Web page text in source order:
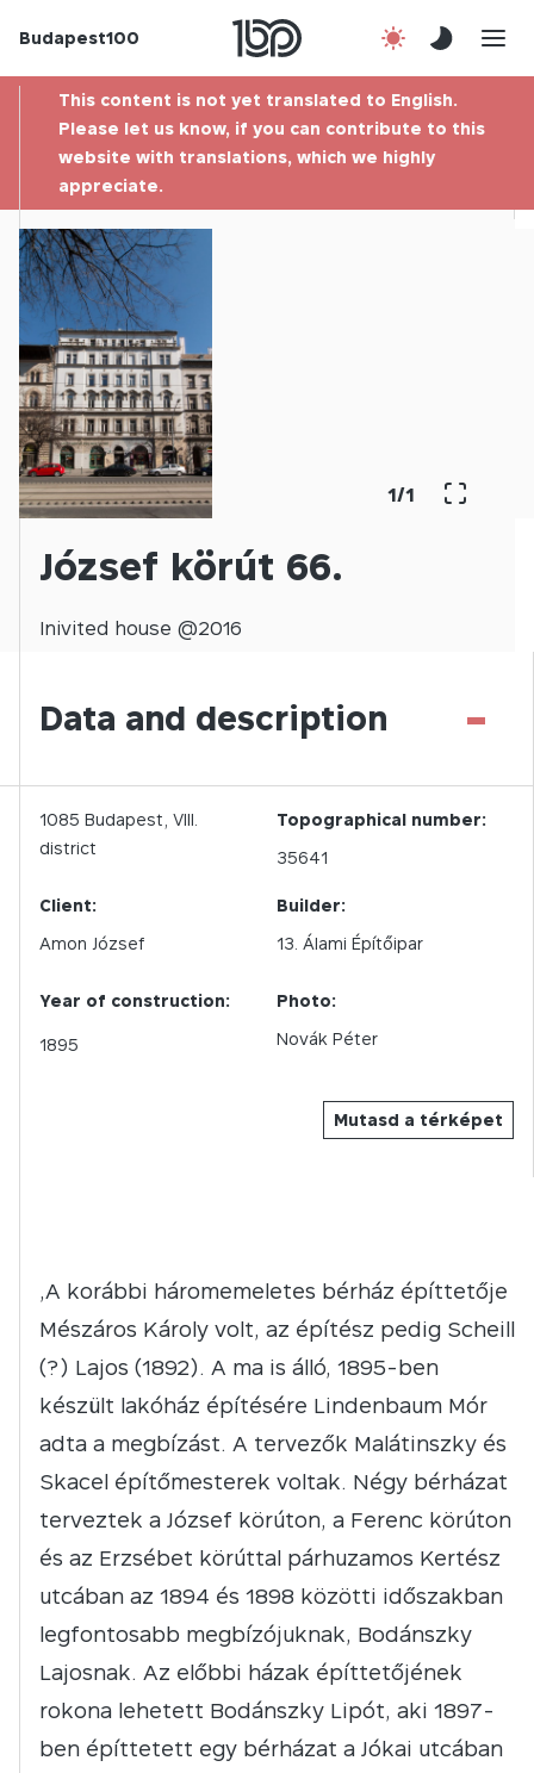
Budapest100
Contact
This content is not yet translated to English.
Please let us know, if you can contribute to this
website with translations, which we highly
appreciate.
1/1
József körút 66.
Inivited house @2016
Data and description -
Mutasd a térképet
1085 Budapest, VIII.
district
Topographical number:
35641
Client:
Amon József
Builder:
13. Álami Építőipar
Year of construction:
1895
Photo:
Novák Péter
,A korábbi háromemeletes bérház építtetője
Mészáros Károly volt, az építész pedig Scheill
(?) Lajos (1892). A ma is álló, 1895-ben
készült lakóház építésére Lindenbaum Mór
adta a megbízást. A tervezők Malátinszky és
Skacel építőmesterek voltak. Négy bérházat
terveztek a József körúton, a Ferenc körúton
és az Erzsébet körúttal párhuzamos Kertész
utcában az 1894 és 1898 közötti időszakban
legfontosabb megbízójuknak, Bodánszky
Lajosnak. Az előbbi házak építtetőjének
rokona lehetett Bodánszky Lipót, aki 1897-
ben építtetett egy bérházat a Jókai utcában